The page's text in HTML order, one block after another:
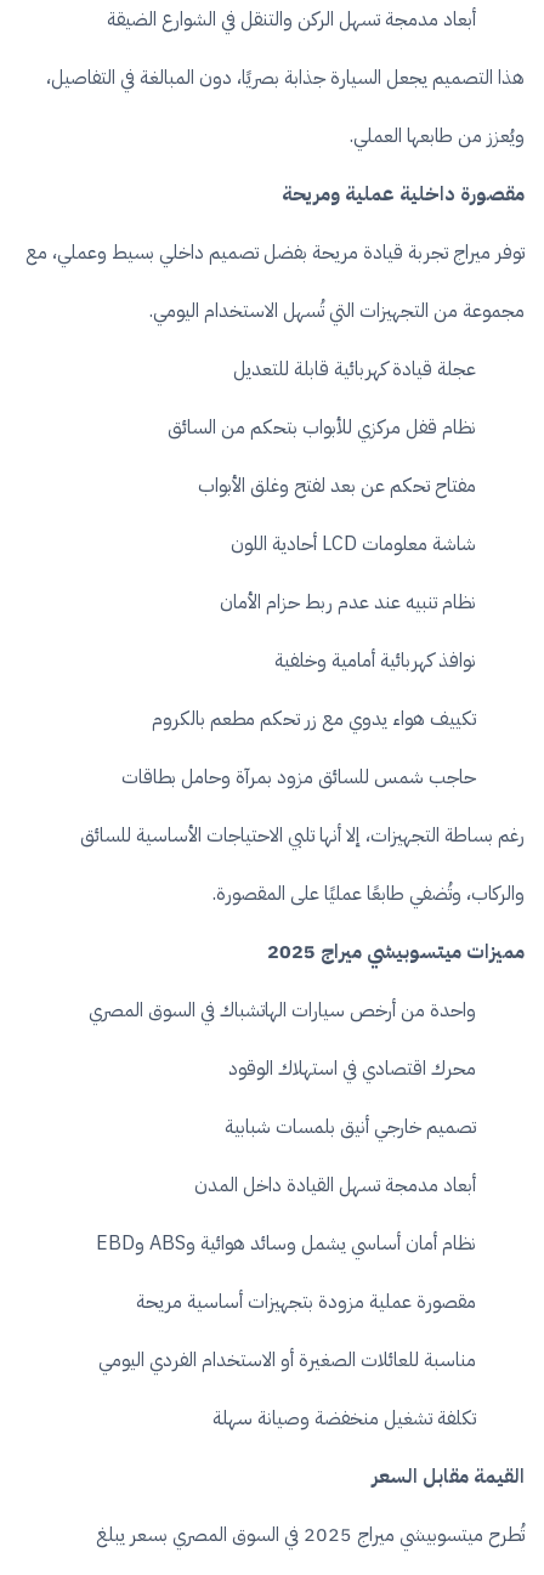
أبعاد مدمجة تسهل الركن والتنقل في الشوارع الضيقة
هذا التصميم يجعل السيارة جذابة بصريًا، دون المبالغة في التفاصيل،
ويُعزز من طابعها العملي.
مقصورة داخلية عملية ومريحة
توفر ميراج تجربة قيادة مريحة بفضل تصميم داخلي بسيط وعملي، مع
مجموعة من التجهيزات التي تُسهل الاستخدام اليومي.
عجلة قيادة كهربائية قابلة للتعديل
نظام قفل مركزي للأبواب بتحكم من السائق
مفتاح تحكم عن بعد لفتح وغلق الأبواب
شاشة معلومات LCD أحادية اللون
نظام تنبيه عند عدم ربط حزام الأمان
نوافذ كهربائية أمامية وخلفية
تكييف هواء يدوي مع زر تحكم مطعم بالكروم
حاجب شمس للسائق مزود بمرآة وحامل بطاقات
رغم بساطة التجهيزات، إلا أنها تلبي الاحتياجات الأساسية للسائق
والركاب، وتُضفي طابعًا عمليًا على المقصورة.
مميزات ميتسوبيشي ميراج 2025
واحدة من أرخص سيارات الهاتشباك في السوق المصري
محرك اقتصادي في استهلاك الوقود
تصميم خارجي أنيق بلمسات شبابية
أبعاد مدمجة تسهل القيادة داخل المدن
نظام أمان أساسي يشمل وسائد هوائية وABS وEBD
مقصورة عملية مزودة بتجهيزات أساسية مريحة
مناسبة للعائلات الصغيرة أو الاستخدام الفردي اليومي
تكلفة تشغيل منخفضة وصيانة سهلة
القيمة مقابل السعر
تُطرح ميتسوبيشي ميراج 2025 في السوق المصري بسعر يبلغ